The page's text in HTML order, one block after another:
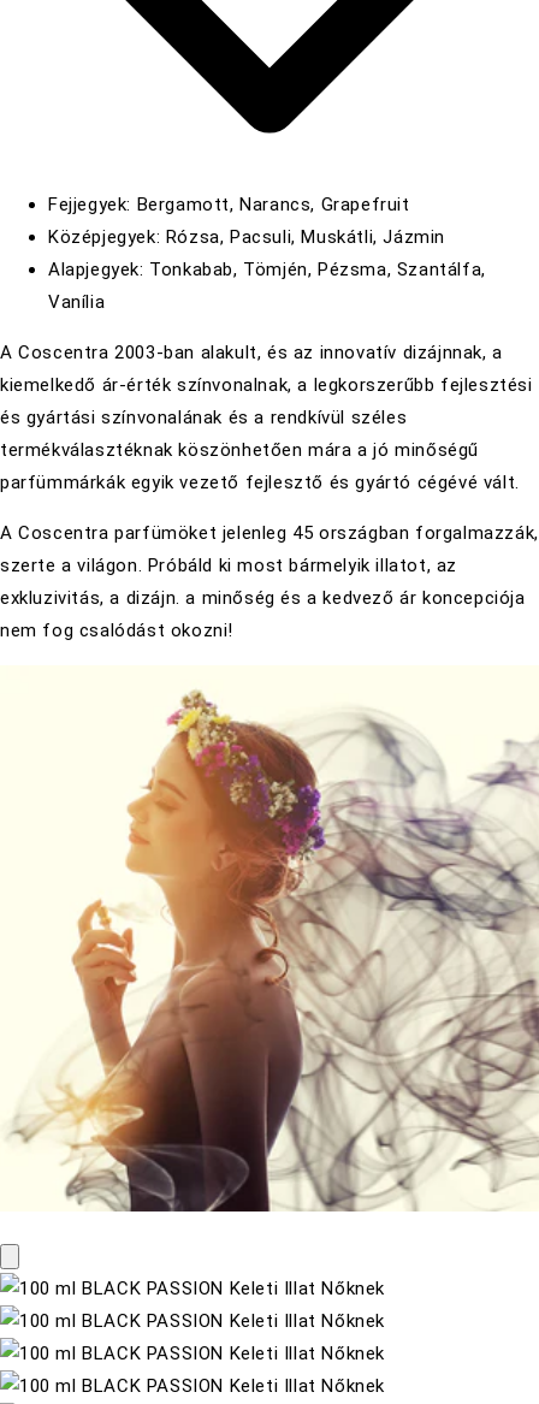
Fejjegyek: Bergamott, Narancs, Grapefruit
Középjegyek: Rózsa, Pacsuli, Muskátli, Jázmin
Alapjegyek: Tonkabab, Tömjén, Pézsma, Szantálfa,
Vanília
A Coscentra 2003-ban alakult, és az innovatív dizájnnak, a
kiemelkedő ár-érték színvonalnak, a legkorszerűbb fejlesztési
és gyártási színvonalának és a rendkívül széles
termékválasztéknak köszönhetően mára a jó minőségű
parfümmárkák egyik vezető fejlesztő és gyártó cégévé vált.
A Coscentra parfümöket jelenleg 45 országban forgalmazzák,
szerte a világon. Próbáld ki most bármelyik illatot, az
exkluzivitás, a dizájn. a minőség és a kedvező ár koncepciója
nem fog csalódást okozni!